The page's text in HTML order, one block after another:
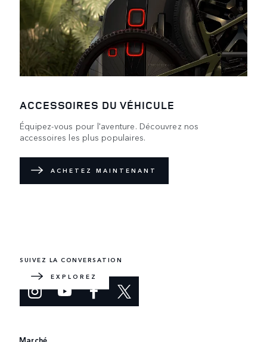
ACCESSOIRES DU VÉHICULE
Équipez-vous pour l'aventure. Découvrez nos
accessoires les plus populaires.
ACHETEZ MAINTENANT
EXPLOREZ
SUIVEZ LA CONVERSATION